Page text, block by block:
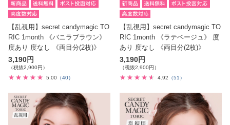
【乱視用】secret candymagic TO
RIC 1month 《バニラブラウン》
度あり 度なし 《両目分(2枚)》
3,190円
（税抜2,900円）
5.00 （40）
【乱視用】secret candymagic TO
RIC 1month 《ラテベージュ》 度
あり 度なし 《両目分(2枚)》
3,190円
（税抜2,900円）
4.92
（51）